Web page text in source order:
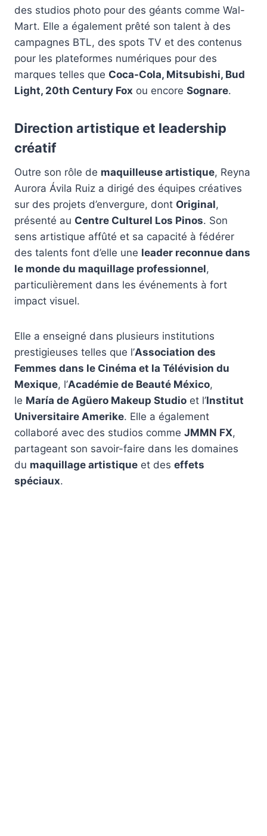
des studios photo pour des géants comme Wal-
Mart. Elle a également prêté son talent à des
campagnes BTL, des spots TV et des contenus
pour les plateformes numériques pour des
marques telles que Coca-Cola, Mitsubishi, Bud
Light, 20th Century Fox ou encore Sognare.
Direction artistique et leadership
créatif
Outre son rôle de maquilleuse artistique, Reyna
Aurora Ávila Ruiz a dirigé des équipes créatives
sur des projets d’envergure, dont Original,
présenté au Centre Culturel Los Pinos. Son
sens artistique affûté et sa capacité à fédérer
des talents font d’elle une leader reconnue dans
le monde du maquillage professionnel,
particulièrement dans les événements à fort
impact visuel.
Elle a enseigné dans plusieurs institutions
prestigieuses telles que l’Association des
Femmes dans le Cinéma et la Télévision du
Mexique, l’Académie de Beauté México,
le María de Agüero Makeup Studio et l’Institut
Universitaire Amerike. Elle a également
collaboré avec des studios comme JMMN FX,
partageant son savoir-faire dans les domaines
du maquillage artistique et des effets
spéciaux.